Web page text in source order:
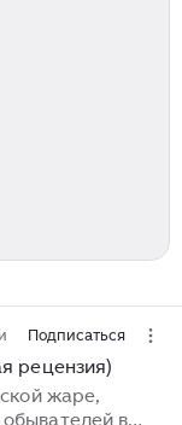
Подписаться
рецензия)
жаре,
в